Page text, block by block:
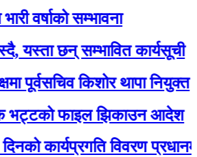
सम्भावना
छन् सम्भावित कार्यसूची
किशोर थापा नियुक्त
फाइल झिकाउन आदेश
कार्यप्रगति विवरण